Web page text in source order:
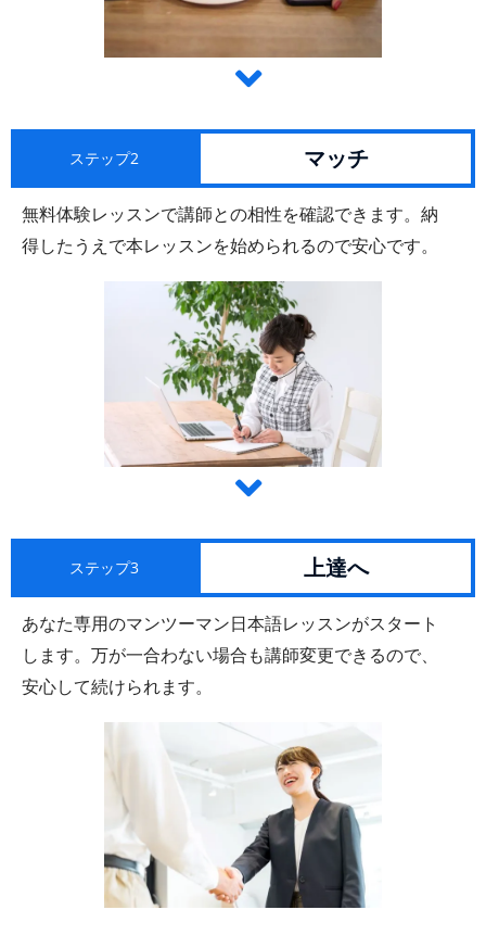
ステップ2 マッチ
無料体験レッスンで講師との相性を確認できます。納
得したうえで本レッスンを始められるので安心です。
ステップ3 上達へ
あなた専用のマンツーマン日本語レッスンがスタート
します。万が一合わない場合も講師変更できるので、
安心して続けられます。